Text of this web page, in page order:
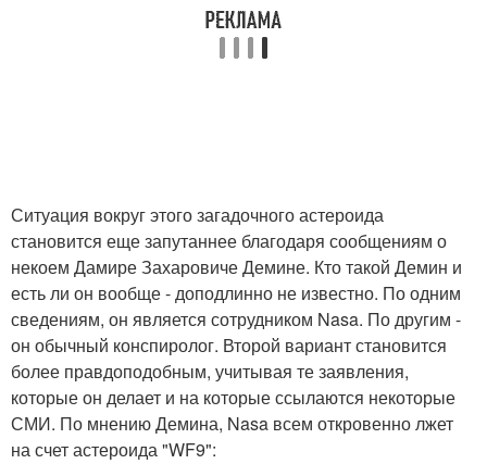
Ситуация вокруг этого загадочного астероида
становится еще запутаннее благодаря сообщениям о
некоем Дамире Захаровиче Демине. Кто такой Демин и
есть ли он вообще - доподлинно не известно. По одним
сведениям, он является сотрудником Nasa. По другим -
он обычный конспиролог. Второй вариант становится
более правдоподобным, учитывая те заявления,
которые он делает и на которые ссылаются некоторые
СМИ. По мнению Демина, Nasa всем откровенно лжет
на счет астероида "WF9":